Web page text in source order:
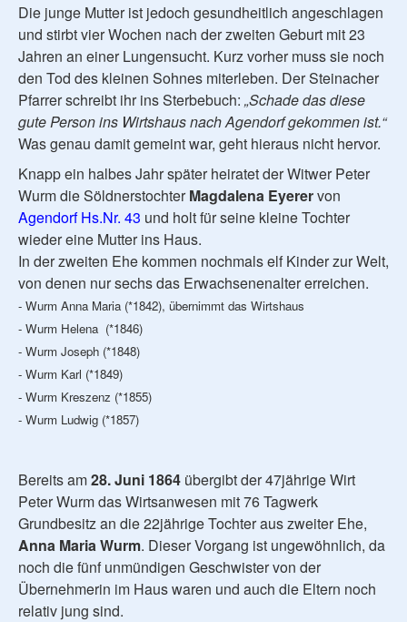
Die junge Mutter ist jedoch gesundheitlich angeschlagen
und stirbt vier Wochen nach der zweiten Geburt mit 23
Jahren an einer Lungensucht. Kurz vorher muss sie noch
den Tod des kleinen Sohnes miterleben. Der Steinacher
Pfarrer schreibt ihr ins Sterbebuch: „Schade das diese
gute Person ins Wirtshaus nach Agendorf gekommen ist.“
Was genau damit gemeint war, geht hieraus nicht hervor.
Knapp ein halbes Jahr später heiratet der Witwer Peter
Wurm die SöldnerstochterMagdalena Eyerervon
Agendorf Hs.Nr. 43 und holt für seine kleine Tochter
wieder eine Mutter ins Haus.
In der zweiten Ehe kommen nochmals elf Kinder zur Welt,
von denen nur sechs das Erwachsenenalter erreichen.
- Wurm Anna Maria (*1842), übernimmt das Wirtshaus
- Wurm Helena (*1846)
- Wurm Joseph (*1848)
- Wurm Karl (*1849)
- Wurm Kreszenz (*1855)
- Wurm Ludwig (*1857)
Bereits am28. Juni 1864 übergibt der 47jährige Wirt
Peter Wurm das Wirtsanwesen mit 76 Tagwerk
Grundbesitz an die 22jährige Tochter aus zweiter Ehe,
Anna Maria Wurm. Dieser Vorgang ist ungewöhnlich, da
noch die fünf unmündigen Geschwister von der
Übernehmerin im Haus waren und auch die Eltern noch
relativ jung sind.